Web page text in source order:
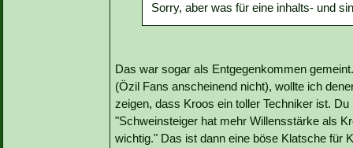
Sorry, aber was für eine inhalts- und
Das war sogar als Entgegenkommen
(Özil Fans anscheinend nicht), wollte ich
zeigen, dass Kroos ein toller Techniker ist.
"Schweinsteiger hat mehr Willensstärke als
wichtig." Das ist dann eine böse Klatsche für